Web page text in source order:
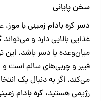
سخن پایانی
دسر کره بادام زمینی با موز،
غذایی بالایی دارد و
میان‌وعده یا دسر باشد. این
فیبر و چربی‌های سالم است و
می‌کند. اگر به دنبال یک
رژیمی هستید، کره بادام